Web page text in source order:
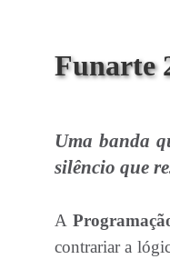
Funarte
Uma banda
silêncio que
A
contrariar a